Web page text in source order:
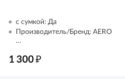
с сумкой: Да
Производитель/Бренд: AERO
...
1 300₽